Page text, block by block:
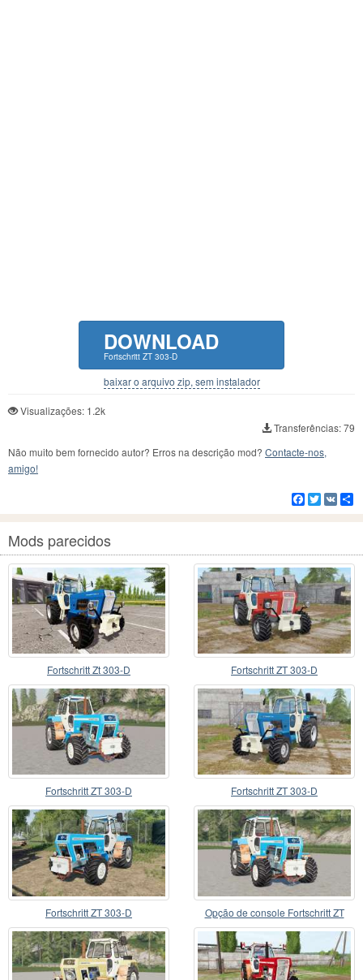
DOWNLOAD
Fortschritt ZT 303-D
baixar o arquivo zip, sem instalador
Visualizações: 1.2k
Transferências: 79
Não muito bem fornecido autor? Erros na descrição mod? Contacte-nos,
amigo!
Facebook
Twitter
VK
Mods parecidos
Fortschritt Zt 303-D Fortschritt ZT 303-D
Fortschritt ZT 303-D Fortschritt ZT 303-D
Fortschritt ZT 303-D
Opção de console Fortschritt ZT
303-D〡FL